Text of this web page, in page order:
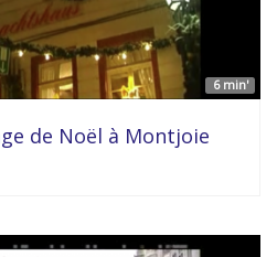
6 min'
de Noël à Montjoie